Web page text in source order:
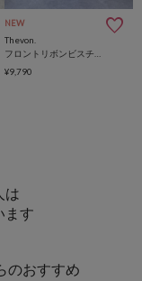
NEW
Thevon.
¥9,790
は
ます
のおすすめ